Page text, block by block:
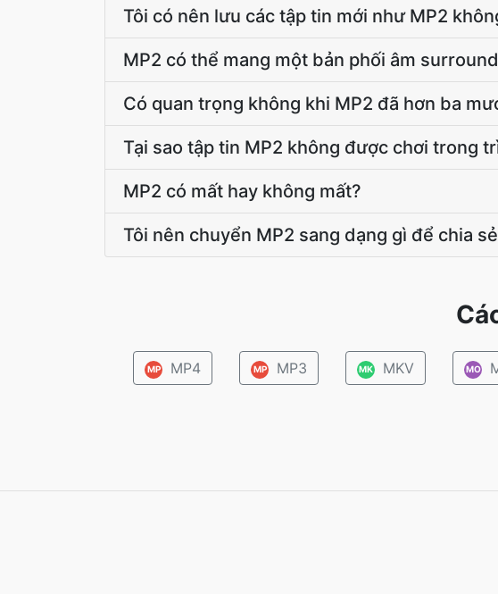
Tôi có nên lưu các tập tin mới như MP2
MP2 có thể mang một bản phối âm
Có quan trọng không khi MP2 đã hơn ba
Tại sao tập tin MP2 không được chơi trong
MP2 có mất hay không mất?
Tôi nên chuyển MP2 sang dạng gì để chia
MP MP4 MP MP3 MK MKV MO